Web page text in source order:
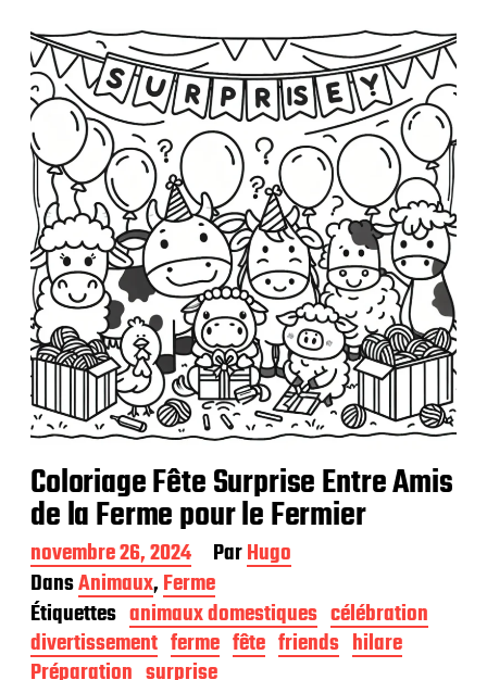
Coloriage Fête Surprise Entre Amis
de la Ferme pour le Fermier
D
a
t
e
d
e
novembre 26, 2024 ParHugo
DansAnimaux,Ferme
Étiquettes animaux domestiques célébration
divertissement ferme fête friends hilare
Préparation surprise